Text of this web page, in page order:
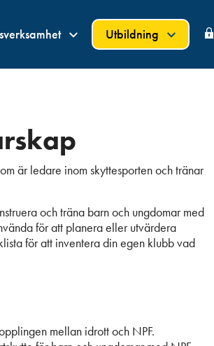
Utbildning
är ledare inom skyttesporten och tränar
och träna barn och ungdomar med
för att planera eller utvärdera
för att inventera din egen klubb vad
mellan idrott och NPF.